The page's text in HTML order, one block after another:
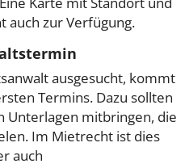
auch zur Verfügung.
ausgesucht, kommt
Termins. Dazu sollten
Unterlagen mitbringen, die
Im Mietrecht ist dies
auch